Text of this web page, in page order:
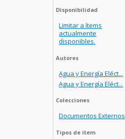
Disponibilidad
Limitar a ítems
actualmente
disponibles.
Autores
Agua y Energía Eléct...
Agua y Energía Eléct...
Colecciones
Documentos Externos
Tipos de ítem